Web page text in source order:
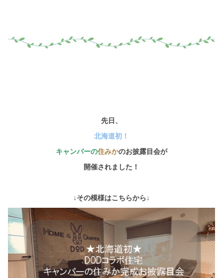
先日、
北海道初！
キャンパーの住みかのお披露目会が
開催されました！
↓その模様はこちらから↓